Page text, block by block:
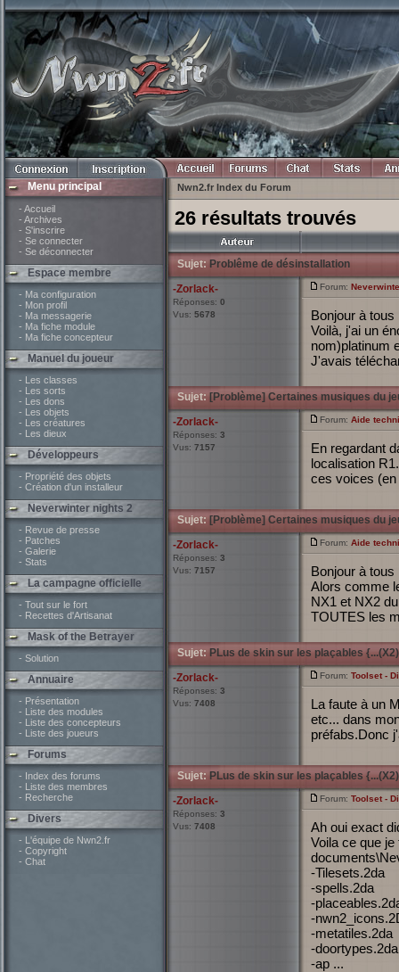
Menu principal
- Accueil
- Archives
- S'inscrire
- Se connecter
- Se déconnecter
Espace membre
- Ma configuration
- Mon profil
- Ma messagerie
- Ma fiche module
- Ma fiche concepteur
Manuel du joueur
- Les classes
- Les sorts
- Les dons
- Les objets
- Les créatures
- Les dieux
Développeurs
- Propriété des objets
- Création d'un installeur
Neverwinter nights 2
- Revue de presse
- Patches
- Galerie
- Stats
La campagne officielle
- Tout sur le fort
- Recettes d'Artisanat
Mask of the Betrayer
- Solution
Annuaire
- Présentation
- Liste des modules
- Liste des concepteurs
- Liste des joueurs
Forums
- Index des forums
- Liste des membres
- Recherche
Divers
- L'équipe de Nwn2.fr
- Copyright
- Chat
Nwn2.fr Index du Forum
26 résultats trouvés
Sujet:Problême de désinstallation
-Zorlack-
Réponses: 0
Vus: 5678
Forum:
Bonjour à tous
Voilà, j'ai un
nom)platinum
J'avais
Sujet:[Problème] Certaines musiques du
-Zorlack-
Réponses: 3
Vus: 7157
Forum: Aide
En regardant
localisation
ces voices (en
Sujet:[Problème] Certaines musiques du
-Zorlack-
Réponses: 3
Vus: 7157
Forum: Aide
Bonjour à tous
Alors comme
NX1 et NX2
TOUTES les
Sujet:PLus de skin sur les plaçables
-Zorlack-
Réponses: 3
Vus: 7408
Forum: Toolset -
La faute à un
etc... dans
préfabs.Donc
Sujet:PLus de skin sur les plaçables
-Zorlack-
Réponses: 3
Vus: 7408
Forum: Toolset -
Ah oui exact
Voila ce que
-Tilesets.2da
-spells.2da
-
-
-metatiles.2da
-doortypes.2da
-ap ...